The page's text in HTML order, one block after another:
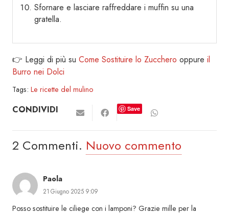
Sfornare e lasciare raffreddare i muffin su una
gratella.
👉 Leggi di più su Come Sostituire lo Zucchero oppure il
Burro nei Dolci
Tags: Le ricette del mulino
CONDIVIDI Save
2 Commenti. Nuovo commento
Paola
21 Giugno 2025 9:09
Posso sostituire le ciliege con i lamponi? Grazie mille per la